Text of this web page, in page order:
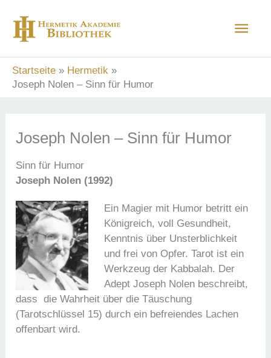
Inhalt
springen
Startseite
Hermetik
Joseph Nolen – Sinn für Humor
Joseph Nolen – Sinn für Humor
Sinn für Humor
Joseph Nolen (1992)
Ein Magier mit Humor betritt ein
Königreich, voll Gesundheit,
Kenntnis über Unsterblichkeit
und frei von Opfer. Tarot ist ein
Werkzeug der Kabbalah. Der
Adept Joseph Nolen beschreibt,
dass die Wahrheit über die Täuschung
(Tarotschlüssel 15) durch ein befreiendes Lachen
offenbart wird.